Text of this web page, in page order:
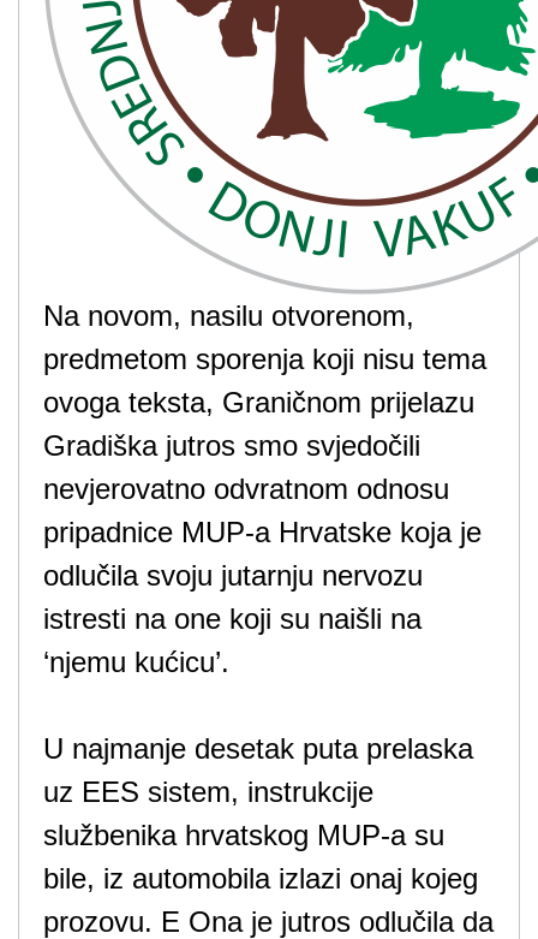
Na novom, nasilu otvorenom,
predmetom sporenja koji nisu tema
ovoga teksta, Graničnom prijelazu
Gradiška jutros smo svjedočili
nevjerovatno odvratnom odnosu
pripadnice MUP-a Hrvatske koja je
odlučila svoju jutarnju nervozu
istresti na one koji su naišli na
‘njemu kućicu’.
U najmanje desetak puta prelaska
uz EES sistem, instrukcije
službenika hrvatskog MUP-a su
bile, iz automobila izlazi onaj kojeg
prozovu. E Ona je jutros odlučila da